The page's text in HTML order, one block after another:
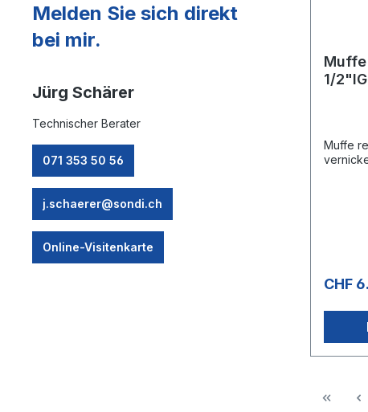
Melden Sie sich direkt
bei mir.
Jürg Schärer
Technischer Berater
071 353 50 56
j.schaerer@sondi.ch
Online-Visitenkarte
1/
Muffe
CHF